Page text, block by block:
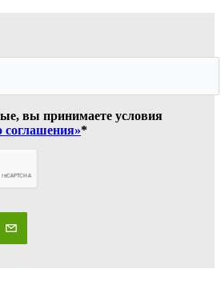
вы принимаете условия
соглашения»*